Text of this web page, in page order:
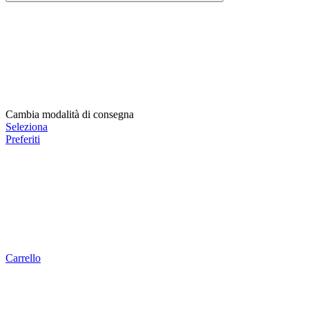
Cambia modalità di consegna
Seleziona
Preferiti
Carrello